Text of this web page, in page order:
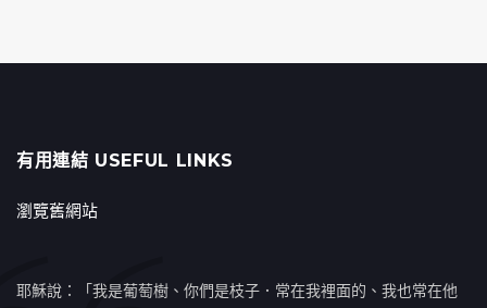
有用連結 USEFUL LINKS
瀏覽舊網站
耶穌說：「我是葡萄樹、你們是枝子．常在我裡面的、我也常在他